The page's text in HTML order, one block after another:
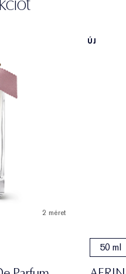
2 méret
ÚJ
50 ml